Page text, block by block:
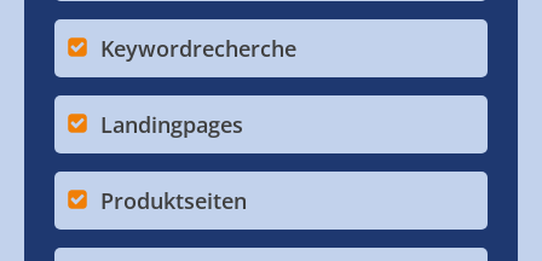
Keywordrecherche
Landingpages
Produktseiten